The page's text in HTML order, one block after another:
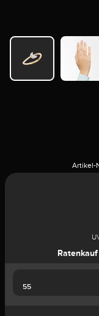
Artikel-
Ratenkauf